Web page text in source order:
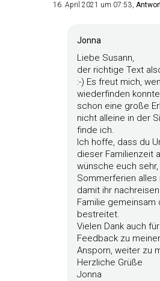
16. April 2021 um 07:53
Jonna
Liebe Susann,
der richtige Text
:-) Es freut mich,
wiederfinden
schon eine große
nicht alleine in der
finde ich.
Ich hoffe, dass du
dieser Familienzeit
wünsche euch
Sommerferien alles
damit ihr
Familie gemeinsam
bestreitet.
Vielen Dank auch
Feedback zu
Ansporn, weiter zu
Herzliche Grüße
Jonna